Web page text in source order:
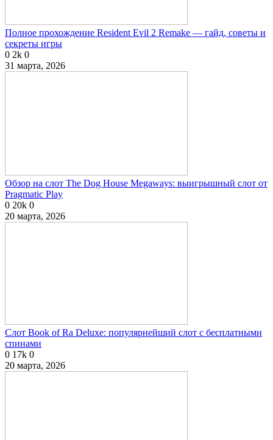
Полное прохождение Resident Evil 2 Remake — гайд, советы и
секреты игры
0 2k 0
31 марта, 2026
Обзор на слот The Dog House Megaways: выигрышный слот от
Pragmatic Play
0 20k 0
20 марта, 2026
Слот Book of Ra Deluxe: популярнейший слот с бесплатными
спинами
0 17k 0
20 марта, 2026